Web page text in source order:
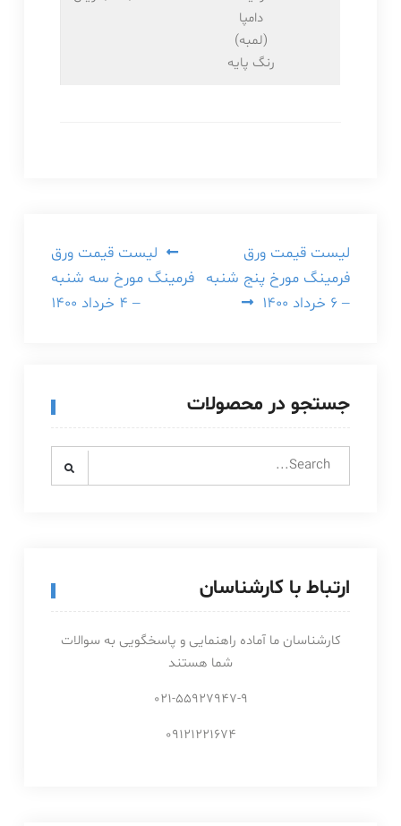
دامپا
(لمبه)
رنگ پایه
راهبری
نوشته
لیست قیمت ورق
فرمینگ مورخ سه شنبه
– ۴ خرداد ۱۴۰۰
لیست قیمت ورق
فرمینگ مورخ پنج شنبه
– ۶ خرداد ۱۴۰۰
جستجو در محصولات
Search
ارتباط با کارشناسان
کارشناسان ما آماده راهنمایی و پاسخگویی به سوالات
شما هستند
021-55927947-9
09121221674